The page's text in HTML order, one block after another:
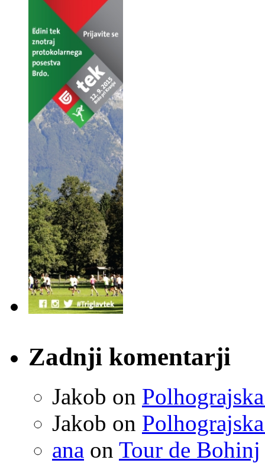
Zadnji komentarji
Jakob on
Jakob on
ana on Tour de Bohinj